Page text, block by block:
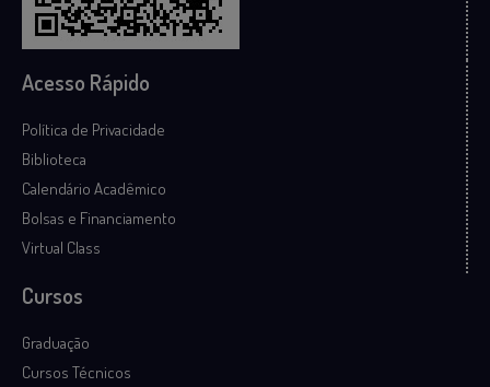
Acesso Rápido
Política de Privacidade
Biblioteca
Calendário Acadêmico
Bolsas e Financiamento
Virtual Class
Cursos
Graduação
Cursos Técnicos